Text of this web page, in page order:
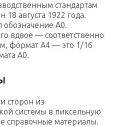
стандартам
августа 1922 года.
А0.
вдвое — соответственно
формат А4 — это 1/16
A0.
сторон из
системы в пиксельную
справочные материалы.